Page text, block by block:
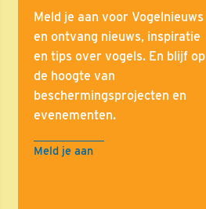
Meld je aan voor Vogelnieuws
en ontvang nieuws, inspiratie
en tips over vogels. En blijf op
de hoogte van
beschermingsprojecten en
evenementen.
Meld je aan